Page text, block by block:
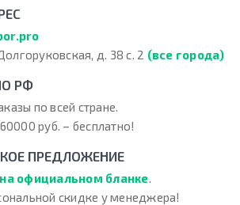
д. 38 с. 2 (все города)
РФ
по всей стране.
руб. – бесплатно!
ПРЕДЛОЖЕНИЕ
официальном бланке
скидке у менеджера!